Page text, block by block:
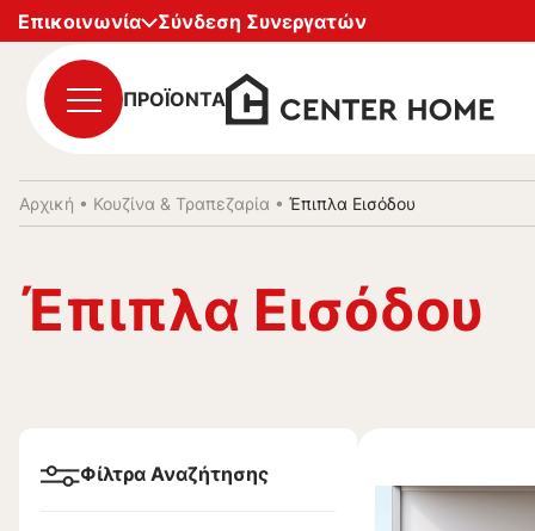
Επικοινωνία
Σύνδεση Συνεργατών
ΠΡΟΪΟΝΤΑ
Αρχική • Κουζίνα & Τραπεζαρία • Έπιπλα Εισόδου
Έπιπλα Εισόδου
Φίλτρα Αναζήτησης